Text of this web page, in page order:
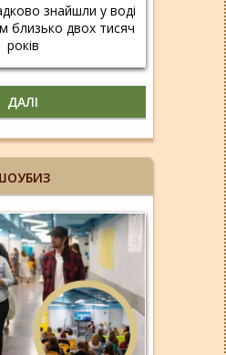
знайшли у воді
близько двох тисяч
років
ДАЛІ